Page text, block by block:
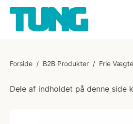
Forside / B2B Produkter / Frie Vægte
Dele af indholdet på denne